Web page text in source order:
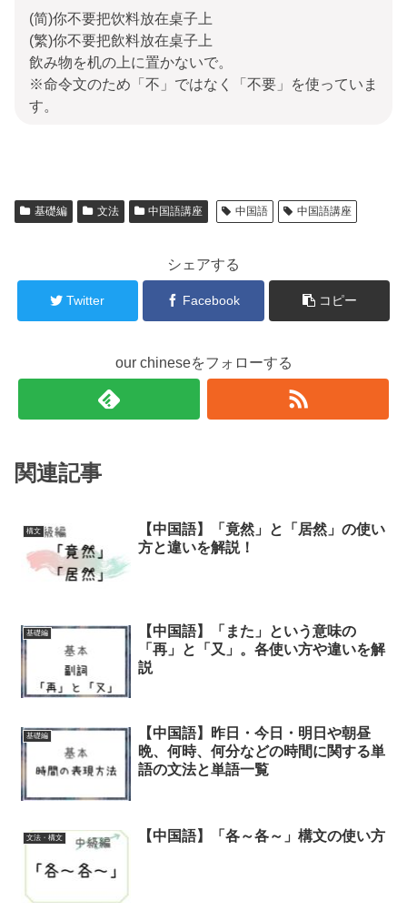
(简)你不要把饮料放在桌子上
(繁)你不要把飲料放在桌子上
飲み物を机の上に置かないで。
※命令文のため「不」ではなく「不要」を使っていま
す。
基礎編 文法 中国語講座 中国語 中国語講座
シェアする
Twitter Facebook コピー
our chineseをフォローする
関連記事
構文
【中国語】「竟然」と「居然」の使い
方と違いを解説！
基礎編
【中国語】「また」という意味の
「再」と「又」。各使い方や違いを解
説
基礎編
【中国語】昨日・今日・明日や朝昼
晩、何時、何分などの時間に関する単
語の文法と単語一覧
文法・構文 【中国語】「各～各～」構文の使い方